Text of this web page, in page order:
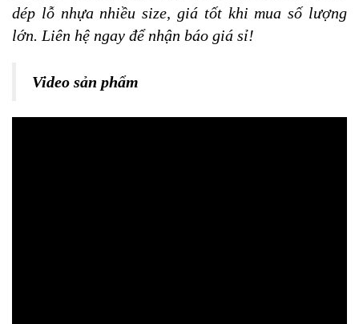
dép lỗ nhựa nhiều size, giá tốt khi mua số lượng
lớn. Liên hệ ngay để nhận báo giá sỉ!
Video sản phẩm